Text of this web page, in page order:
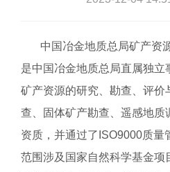
中国冶金地质总局矿产资
是中国冶金地质总局直属独
矿产资源的研究、勘查、评价
查、固体矿产勘查、遥感地质
资质，并通过了ISO9000质量
范围涉及国家自然科学基金项